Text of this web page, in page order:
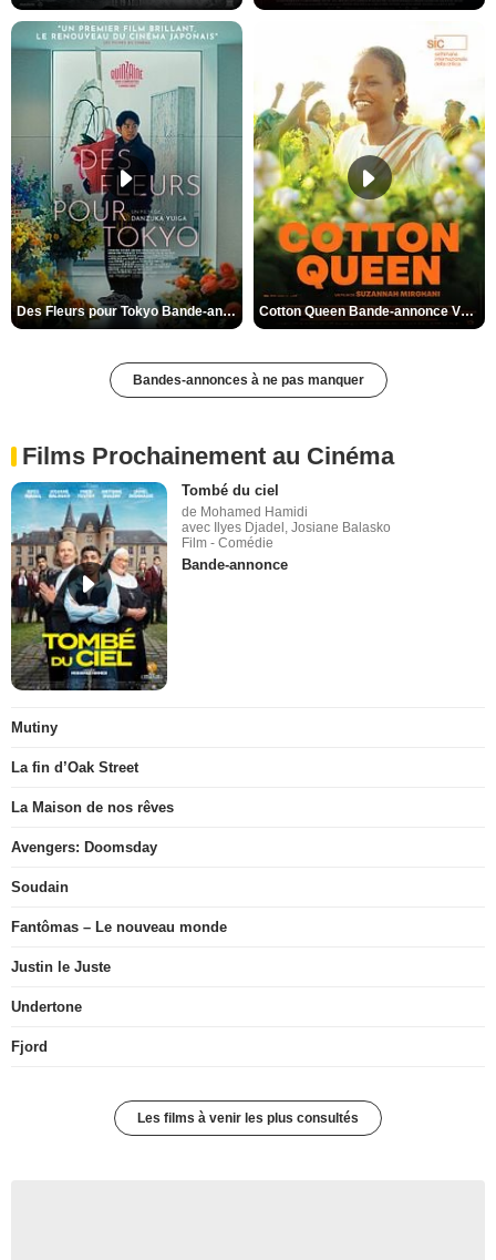
Des Fleurs pour Tokyo Bande-annonce VO STFR Cotton Queen Bande-annonce VO STFR
Bandes-annonces à ne pas manquer
Films Prochainement au Cinéma
Tombé du ciel
de Mohamed Hamidi
avec Ilyes Djadel, Josiane Balasko
Film - Comédie
Bande-annonce
Mutiny
La fin d’Oak Street
La Maison de nos rêves
Avengers: Doomsday
Soudain
Fantômas – Le nouveau monde
Justin le Juste
Undertone
Fjord
Les films à venir les plus consultés